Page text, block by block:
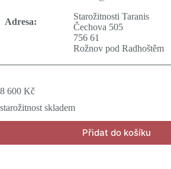
Adresa:
Starožitnosti Taranis
Čechova 505
756 61
Rožnov pod Radhoštěm
8 600 Kč
starožitnost skladem
Přidat do košíku